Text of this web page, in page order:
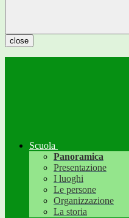
close
Scuola
Panoramica
Presentazione
I luoghi
Le persone
Organizzazione
La storia